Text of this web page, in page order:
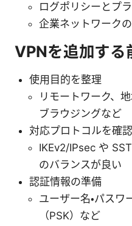
ログポリシーとプ
企業ネットワーク
VPNを追加する
使用目的を整理
リモートワーク、
ブラウジングなど
対応プロトコルを確認
IKEv2/IPsec や
のバランスが良い
認証情報の準備
ユーザー名・パス
（PSK）など